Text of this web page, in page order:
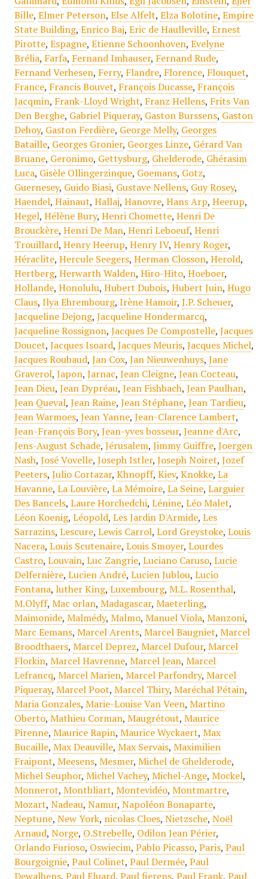
Bille, Elmer Peterson, Else Alfelt, Elza Bolotine, Empire
State Building, Enrico Baj, Eric de Haulleville, Ernest
Pirotte, Espagne, Etienne Schoonhoven, Evelyne
Brélia, Farfa, Fernand Imhauser, Fernand Rude,
Fernand Verhesen, Ferry, Flandre, Florence, Flouquet,
France, Francis Bouvet, François Ducasse, François
Jacqmin, Frank-Lloyd Wright, Franz Hellens, Frits Van
Den Berghe, Gabriel Piqueray, Gaston Burssens, Gaston
Dehoy, Gaston Ferdière, George Melly, Georges
Bataille, Georges Gronier, Georges Linze, Gérard Van
Bruane, Geronimo, Gettysburg, Ghelderode, Ghérasim
Luca, Gisèle Ollingerzinque, Goemans, Gotz,
Guernesey, Guido Biasi, Gustave Nellens, Guy Rosey,
Haendel, Hainaut, Hallaj, Hanovre, Hans Arp, Heerup,
Hegel, Hélène Bury, Henri Chomette, Henri De
Brouckère, Henri De Man, Henri Leboeuf, Henri
Trouillard, Henry Heerup, Henry IV, Henry Roger,
Héraclite, Hercule Seegers, Herman Closson, Herold,
Hertberg, Herwarth Walden, Hiro-Hito, Hoeboer,
Hollande, Honolulu, Hubert Dubois, Hubert Juin, Hugo
Claus, Ilya Ehrembourg, Irène Hamoir, J.P. Scheuer,
Jacqueline Dejong, Jacqueline Hondermarcq,
Jacqueline Rossignon, Jacques De Compostelle, Jacques
Doucet, Jacques Isoard, Jacques Meuris, Jacques Michel,
Jacques Roubaud, Jan Cox, Jan Nieuwenhuys, Jane
Graverol, Japon, Jarnac, Jean Cleigne, Jean Cocteau,
Jean Dieu, Jean Dypréau, Jean Fishbach, Jean Paulhan,
Jean Queval, Jean Raine, Jean Stéphane, Jean Tardieu,
Jean Warmoes, Jean Yanne, Jean-Clarence Lambert,
Jean-François Bory, Jean-yves bosseur, Jeanne d'Arc,
Jens-August Schade, Jérusalem, Jimmy Guiffre, Joergen
Nash, José Vovelle, Joseph Istler, Joseph Noiret, Jozef
Peeters, Julio Cortazar, Khnopff, Kiev, Knokke, La
Havanne, La Louvière, La Mémoire, La Seine, Larguier
Des Bancels, Laure Horchedchi, Lénine, Léo Malet,
Léon Koenig, Léopold, Les Jardin D'Armide, Les
Sarrazins, Lescure, Lewis Carrol, Lord Greystoke, Louis
Nacera, Louis Scutenaire, Louis Smoyer, Lourdes
Castro, Louvain, Luc Zangrie, Luciano Caruso, Lucie
Delfernière, Lucien André, Lucien Jublou, Lucio
Fontana, luther King, Luxembourg, M.L. Rosenthal,
M.Olyff, Mac orlan, Madagascar, Maeterling,
Maimonide, Malmédy, Malmo, Manuel Viola, Manzoni,
Marc Eemans, Marcel Arents, Marcel Baugniet, Marcel
Broodthaers, Marcel Deprez, Marcel Dufour, Marcel
Florkin, Marcel Havrenne, Marcel Jean, Marcel
Lefrancq, Marcel Marien, Marcel Parfondry, Marcel
Piqueray, Marcel Poot, Marcel Thiry, Maréchal Pétain,
Maria Gonzales, Marie-Louise Van Veen, Martino
Oberto, Mathieu Corman, Maugrétout, Maurice
Pirenne, Maurice Rapin, Maurice Wyckaert, Max
Bucaille, Max Deauville, Max Servais, Maximilien
Fraipont, Meesens, Mesmer, Michel de Ghelderode,
Michel Seuphor, Michel Vachey, Michel-Ange, Mockel,
Monnerot, Montbliart, Montevidéo, Montmartre,
Mozart, Nadeau, Namur, Napoléon Bonaparte,
Neptune, New York, nicolas Cloes, Nietzsche, Noël
Arnaud, Norge, O.Strebelle, Odilon Jean Périer,
Orlando Furioso, Oswiecim, Pablo Picasso, Paris, Paul
Bourgoignie, Paul Colinet, Paul Dermée, Paul
Dewalhens, Paul Eluard, Paul fierens, Paul Frank, Paul